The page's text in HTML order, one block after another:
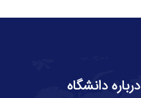
درباره دانشگاه